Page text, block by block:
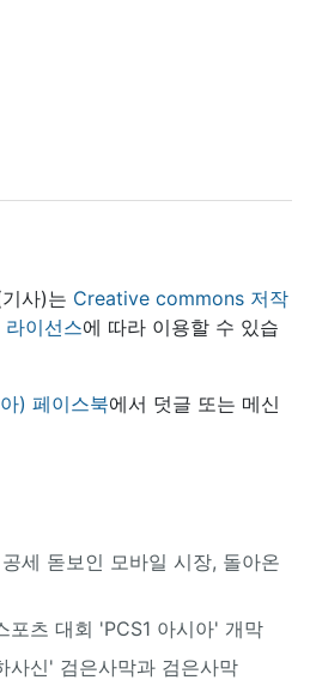
사)는 Creative commons 저작
이선스에 따라 이용할 수 있습
) 페이스북에서 덧글 또는 메신
세 돋보인 모바일 시장, 돌아온
포츠 대회 'PCS1 아시아' 개막
사신' 검은사막과 검은사막